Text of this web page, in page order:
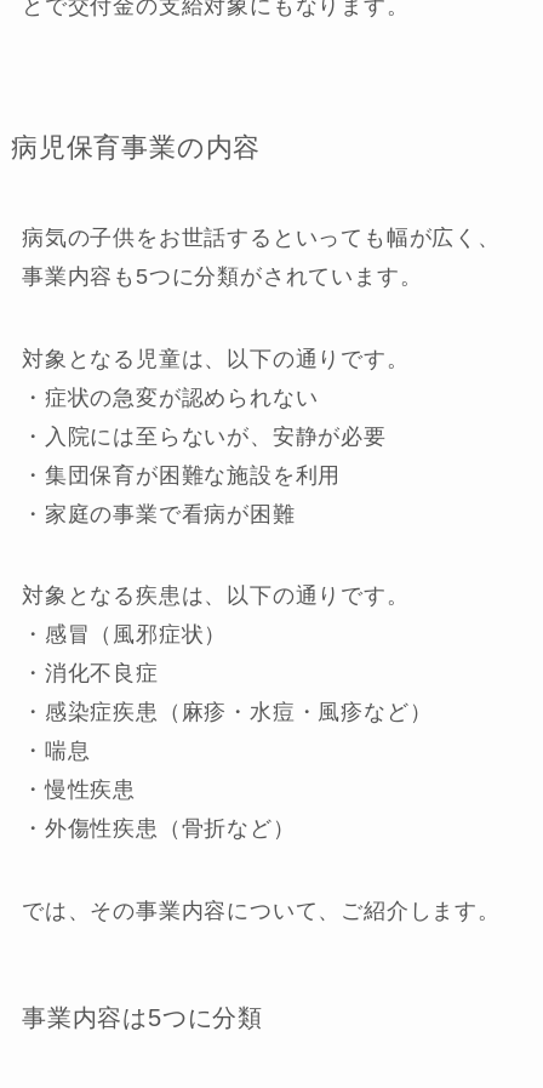
とで交付金の支給対象にもなります。
病児保育事業の内容
病気の子供をお世話するといっても幅が広く、
事業内容も5つに分類がされています。
対象となる児童は、以下の通りです。
・症状の急変が認められない
・入院には至らないが、安静が必要
・集団保育が困難な施設を利用
・家庭の事業で看病が困難
対象となる疾患は、以下の通りです。
・感冒（風邪症状）
・消化不良症
・感染症疾患（麻疹・水痘・風疹など）
・喘息
・慢性疾患
・外傷性疾患（骨折など）
では、その事業内容について、ご紹介します。
事業内容は5つに分類